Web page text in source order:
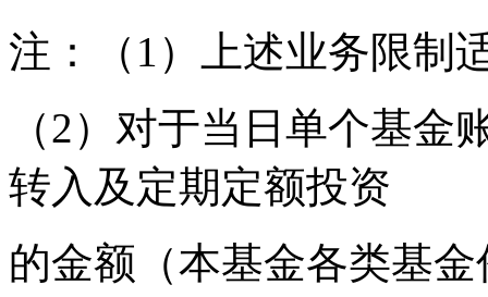
注：（1）上述业务限制
（2）对于当日单个基
转入及定期定额投资
的金额（本基金各类基